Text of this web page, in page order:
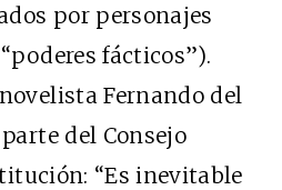
por personajes
fácticos”).
Fernando del
del Consejo
“Es inevitable